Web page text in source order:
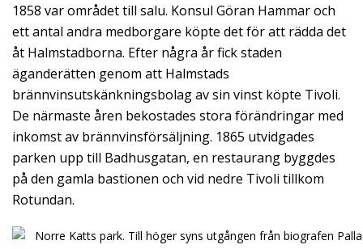
1858 var området till salu. Konsul Göran Hammar och
ett antal andra medborgare köpte det för att rädda det
åt Halmstadborna. Efter några år fick staden
äganderätten genom att Halmstads
brännvinsutskänkningsbolag av sin vinst köpte Tivoli.
De närmaste åren bekostades stora förändringar med
inkomst av brännvinsförsäljning. 1865 utvidgades
parken upp till Badhusgatan, en restaurang byggdes
på den gamla bastionen och vid nedre Tivoli tillkom
Rotundan.